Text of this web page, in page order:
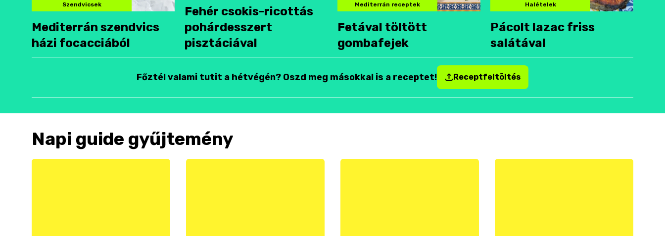
Szendvicsek
Mediterrán szendvics
házi focacciából
Fehér csokis-ricottás
pohárdesszert
pisztáciával
Mediterrán receptek
Fetával töltött
gombafejek
Halételek
Pácolt lazac friss
salátával
Főztél valami tutit a hétvégén? Oszd meg másokkal is a receptet! Receptfeltöltés
Napi guide gyűjtemény